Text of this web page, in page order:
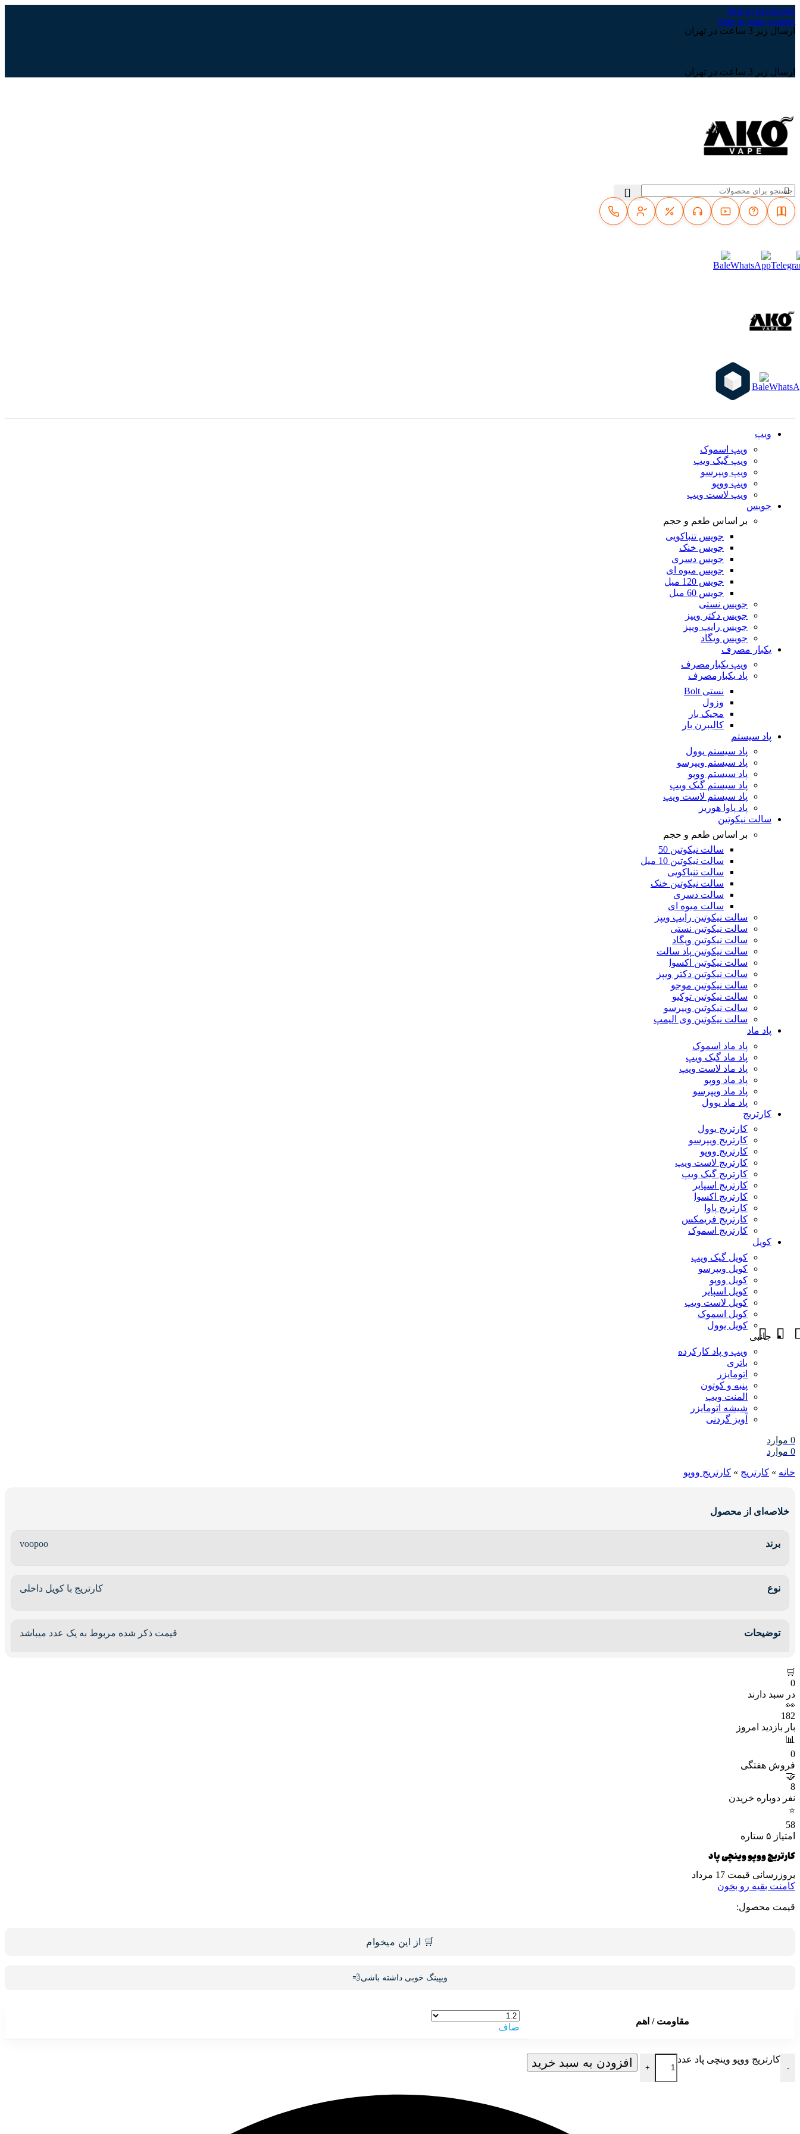
Skip to navigation
Skip to main content
ارسال زیر 3 ساعت در تهران
ارسال زیر 3 ساعت در تهران
ویپ
ویپ اسموک
ویپ گیک ویپ
ویپ ویپرسو
ویپ ووپو
ویپ لاست ویپ
جویس
بر اساس طعم و حجم
جویس تنباکویی
جویس خنک
جویس دسری
جویس میوه ای
جویس 120 میل
جویس 60 میل
جویس نستی
جویس دکتر ویپز
جویس رایپ ویپز
جویس ویگاد
یکبار مصرف
ویپ یکبارمصرف
پاد یکبارمصرف
نستی Bolt
وزول
مجیک بار
کالیبرن بار
پاد سیستم
پاد سیستم یوول
پاد سیستم ویپرسو
پاد سیستم ووپو
پاد سیستم گیک ویپ
پاد سیستم لاست ویپ
پاد پاوا هوریز
سالت نیکوتین
بر اساس طعم و حجم
سالت نیکوتین 50
سالت نیکوتین 10 میل
سالت تنباکویی
سالت نیکوتین خنک
سالت دسری
سالت میوه ای
سالت نیکوتین رایپ ویپز
سالت نیکوتین نستی
سالت نیکوتین ویگاد
سالت نیکوتین پاد سالت
سالت نیکوتین اکسوا
سالت نیکوتین دکتر ویپز
سالت نیکوتین موجو
سالت نیکوتین توکیو
سالت نیکوتین ویپرسو
سالت نیکوتین وی الیمپ
پاد ماد
پاد ماد اسموک
پاد ماد گیک ویپ
پاد ماد لاست ویپ
پاد ماد ووپو
پاد ماد ویپرسو
پاد ماد یوول
کارتریج
کارتریج یوول
کارتریج ویپرسو
کارتریج ووپو
کارتریج لاست ویپ
کارتریج گیک ویپ
کارتریج اسپایر
کارتریج اکسوا
کارتریج پاوا
کارتریج فریمکس
کارتریج اسموک
کویل
کویل گیک ویپ
کویل ویپرسو
کویل ووپو
کویل اسپایر
کویل لاست ویپ
کویل اسموک
کویل یوول
جانبی
ویپ و پاد کارکرده
باتری
اتومایزر
پنبه و کوتون
المنت ویپ
شیشه اتومایزر
آویز گردنی
0 موارد
0 موارد
خانه » کارتریج » کارتریج ووپو
خلاصه‌ای از محصول
برند voopoo
نوع کارتریج با کویل داخلی
توضیحات قیمت ذکر شده مربوط به یک عدد میباشد
🛒
0
در سبد دارند
👀
182
بار بازدید امروز
📊
0
فروش هفتگی
🤝
8
نفر دوباره خریدن
⭐
58
امتیاز ۵ ستاره
کارتریج ووپو وینچی پاد
بروزرسانی قیمت 17 مرداد
کامنت بقیه رو بخون
قیمت محصول:
🛒 از این میخوام
ویپینگ خوبی داشته باشی💨
مقاومت / اهم
صاف
-
کارتریج ووپو وینچی پاد عدد
+ افزودن به سبد خرید